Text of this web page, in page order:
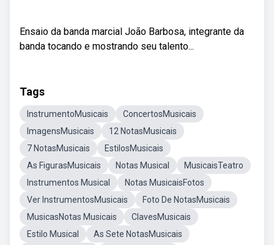
Ensaio da banda marcial João Barbosa, integrante da
banda tocando e mostrando seu talento...
Tags
InstrumentoMusicais
ConcertosMusicais
ImagensMusicais
12 NotasMusicais
7 NotasMusicais
EstilosMusicais
As FigurasMusicais
Notas Musical
MusicaisTeatro
Instrumentos Musical
Notas MusicaisFotos
Ver InstrumentosMusicais
Foto De NotasMusicais
MusicasNotas Musicais
ClavesMusicais
Estilo Musical
As Sete NotasMusicais